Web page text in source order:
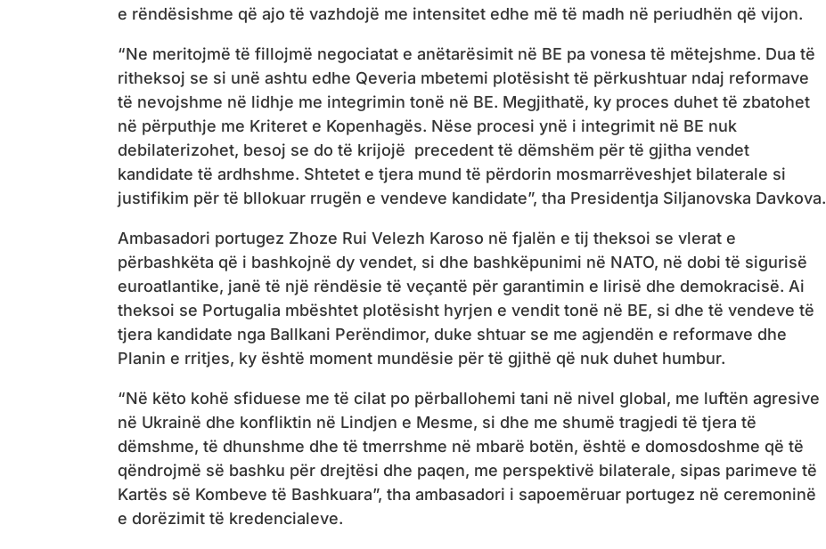
e rëndësishme që ajo të vazhdojë me intensitet edhe më të madh në periudhën që vijon.
“Ne meritojmë të fillojmë negociatat e anëtarësimit në BE pa vonesa të mëtejshme. Dua të
ritheksoj se si unë ashtu edhe Qeveria mbetemi plotësisht të përkushtuar ndaj reformave
të nevojshme në lidhje me integrimin tonë në BE. Megjithatë, ky proces duhet të zbatohet
në përputhje me Kriteret e Kopenhagës. Nëse procesi ynë i integrimit në BE nuk
debilaterizohet, besoj se do të krijojë precedent të dëmshëm për të gjitha vendet
kandidate të ardhshme. Shtetet e tjera mund të përdorin mosmarrëveshjet bilaterale si
justifikim për të bllokuar rrugën e vendeve kandidate”, tha Presidentja Siljanovska Davkova.
Ambasadori portugez Zhoze Rui Velezh Karoso në fjalën e tij theksoi se vlerat e
përbashkëta që i bashkojnë dy vendet, si dhe bashkëpunimi në NATO, në dobi të sigurisë
euroatlantike, janë të një rëndësie të veçantë për garantimin e lirisë dhe demokracisë. Ai
theksoi se Portugalia mbështet plotësisht hyrjen e vendit tonë në BE, si dhe të vendeve të
tjera kandidate nga Ballkani Perëndimor, duke shtuar se me agjendën e reformave dhe
Planin e rritjes, ky është moment mundësie për të gjithë që nuk duhet humbur.
“Në këto kohë sfiduese me të cilat po përballohemi tani në nivel global, me luftën agresive
në Ukrainë dhe konfliktin në Lindjen e Mesme, si dhe me shumë tragjedi të tjera të
dëmshme, të dhunshme dhe të tmerrshme në mbarë botën, është e domosdoshme që të
qëndrojmë së bashku për drejtësi dhe paqen, me perspektivë bilaterale, sipas parimeve të
Kartës së Kombeve të Bashkuara”, tha ambasadori i sapoemëruar portugez në ceremoninë
e dorëzimit të kredencialeve.